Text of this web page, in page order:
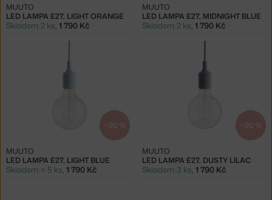
LED LAMPA E27, LIGHT ORANGE
MUUTO
Skladem 2 ks, 1 790 Kč
LED LAMPA E27, MIDNIGHT BLUE
MUUTO
Skladem 2 ks, 1 790 Kč
−20 %
LED LAMPA E27, LIGHT BLUE
MUUTO
Skladem > 5 ks, 1 790 Kč
−20 %
LED LAMPA E27, DUSTY LILAC
MUUTO
Skladem 3 ks, 1 790 Kč